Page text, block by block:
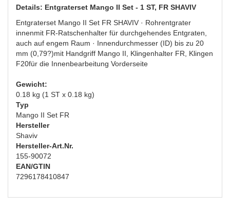
Details: Entgraterset Mango II Set - 1 ST, FR SHAVIV
Entgraterset Mango II Set FR SHAVIV · Rohrentgrater
innenmit FR-Ratschenhalter für durchgehendes Entgraten,
auch auf engem Raum · Innendurchmesser (ID) bis zu 20
mm (0,79?)mit Handgriff Mango II, Klingenhalter FR, Klingen
F20für die Innenbearbeitung Vorderseite
Gewicht:
0.18 kg (1 ST x 0.18 kg)
Typ
Mango II Set FR
Hersteller
Shaviv
Hersteller-Art.Nr.
155-90072
EAN/GTIN
7296178410847